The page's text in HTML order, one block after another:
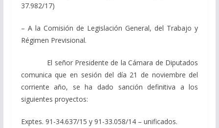
37.982/17)
– A la Comisión de Legislación General, del Trabajo y
Régimen Previsional.
El señor Presidente de la Cámara de Diputados
comunica que en sesión del día 21 de noviembre del
corriente año, se ha dado sanción definitiva a los
siguientes proyectos:
Exptes. 91-34.637/15 y 91-33.058/14 – unificados.